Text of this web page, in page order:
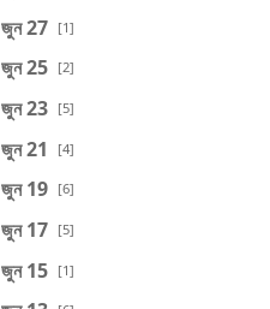
জুন 27 [1]
জুন 25 [2]
জুন 23 [5]
জুন 21 [4]
জুন 19 [6]
জুন 17 [5]
জুন 15 [1]